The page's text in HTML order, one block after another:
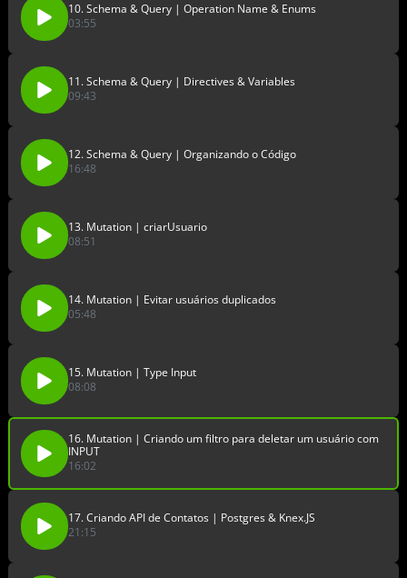
10. Schema & Query | Operation Name & Enums
03:55
11. Schema & Query | Directives & Variables
09:43
12. Schema & Query | Organizando o Código
16:48
13. Mutation | criarUsuario
08:51
14. Mutation | Evitar usuários duplicados
05:48
15. Mutation | Type Input
08:08
16. Mutation | Criando um filtro para deletar um usuário com
INPUT
16:02
17. Criando API de Contatos | Postgres & Knex.JS
21:15